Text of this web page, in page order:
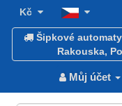
Kč
Šipkové
Rakouska,
Můj účet